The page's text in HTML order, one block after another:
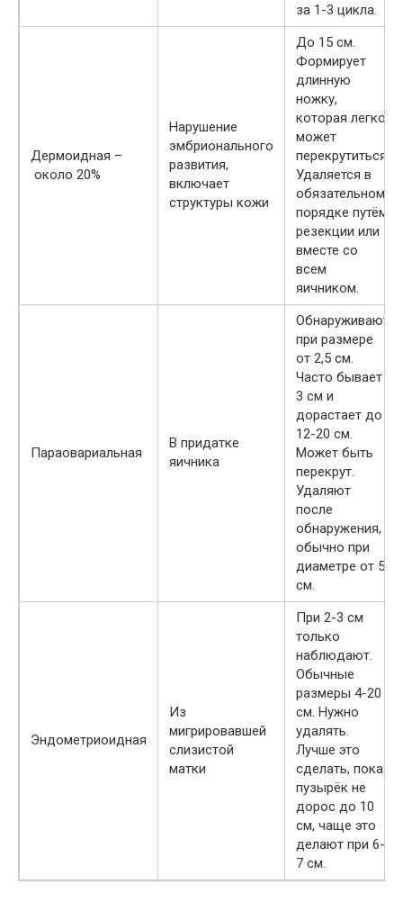
за 1-3 цикла.
Дермоидная –
около 20%
Нарушение
эмбрионального
развития,
включает
структуры кожи
До 15 см.
Формирует
длинную
ножку,
которая легко
может
перекрутиться.
Удаляется в
обязательном
порядке путём
резекции или
вместе со
всем
яичником.
Параовариальная
В придатке
яичника
Обнаруживают
при размере
от 2,5 см.
Часто бывает
3 см и
дорастает до
12-20 см.
Может быть
перекрут.
Удаляют
после
обнаружения,
обычно при
диаметре от 5
см.
Эндометриоидная
Из
мигрировавшей
слизистой
матки
При 2-3 см
только
наблюдают.
Обычные
размеры 4-20
см. Нужно
удалять.
Лучше это
сделать, пока
пузырёк не
дорос до 10
см, чаще это
делают при 6-
7 см.